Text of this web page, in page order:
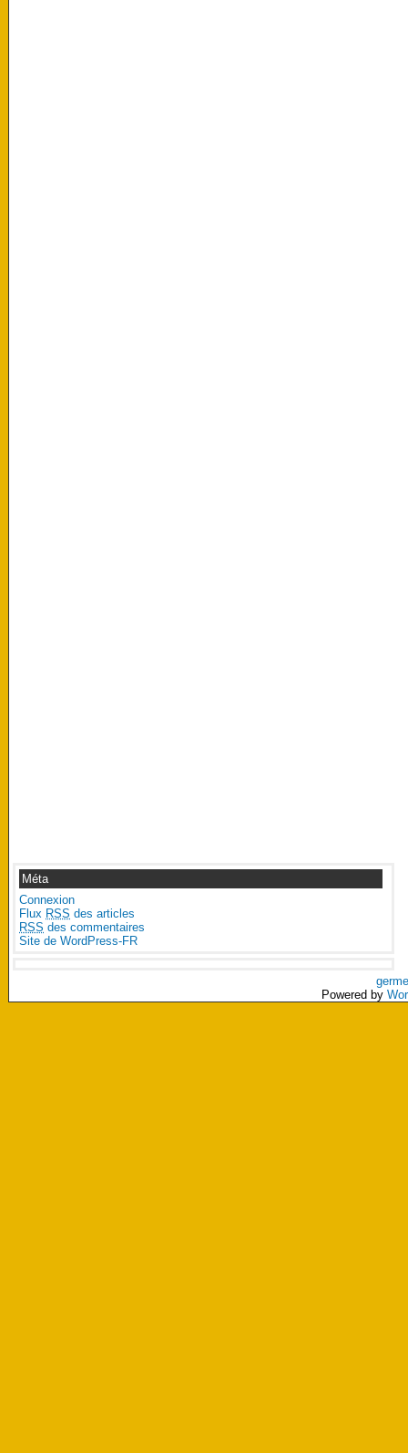
Méta
Connexion
Flux RSS des articles
RSS des commentaires
Site de WordPress-FR
Powered by